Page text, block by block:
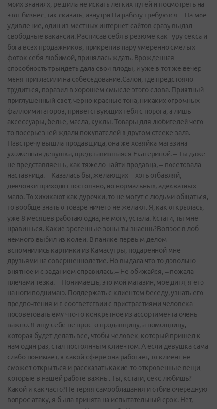
моих знаниях, решила не искать легких путей и посмотреть на
этот бизнес, так сказать, изнутри.На работу требуются…На мое
удивление, один из местных интернет-сайтов сразу выдал
свободные вакансии. Расписав себя в резюме как гуру секса и
бога всех продажников, прикрепив пару умеренно смелых
фоток себя любимой, принялась ждать. Врожденная
способность трындеть дала свои плоды, и уже в тот же вечер
меня пригласили на собеседование.Салон, где предстояло
трудиться, поразил в хорошем смысле этого слова. Приятный
приглушенный свет, черно-красные тона, никаких огромных
фаллоимитаторов, приветствующих тебя с порога, а лишь
аксессуары, белье, масла, куклы. Товары для любителей чего-
то посерьезней ждали покупателей в другом отсеке зала.
Навстречу вышла продавщица, она же хозяйка магазина –
ухоженная девушка, представившаяся Екатериной. – Ты даже
не представляешь, как тяжело найти продавца, – посетовала
наставница. – Казалась бы, желающих – хоть отбавляй,
девчонки приходят постоянно, но нормальных, адекватных
мало. То хихикают как дурочки, то не могут с людьми общаться,
то вообще знать о товаре ничего не желают. Я, как открылась,
уже 8 месяцев работаю одна, не могу, устала. Кстати, ты мне
нравишься. Какие эрогенные зоны ты знаешь?Вопрос в лоб
немного выбил из колеи. В панике первым делом
вспомнились картинки из Камасутры, подаренной мне
друзьями на совершеннолетие. Но выдала что-то довольно
внятное и с заданием справилась.– Не обижайся, – пожала
плечами тезка. – Понимаешь, это мой магазин, мое дитя, я его
на ноги поднимаю. Поддержать с клиентом беседу, узнать его
предпочтения и в соответствии с пристрастиями человека
посоветовать ему что-то конкретное из ассортимента очень
важно. Я ищу себе не просто продавщицу, а помощницу,
которая будет делать все, чтобы человек, который пришел к
нам один раз, стал постоянным клиентом. А если девушка сама
слабо понимает, в какой сфере она работает, то клиент не
сможет открыться и рассказать какие-то откровенные вещи,
которые в нашей работе важны. Ты, кстати, секс любишь?
Какой и как часто?Не теряя самообладания и отбив очередную
вопрос-атаку, я была принята на испытательный срок. Нет,